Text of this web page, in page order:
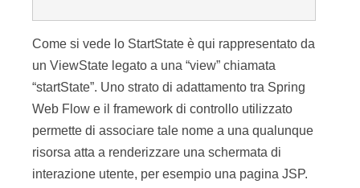
Come si vede lo StartState è qui rappresentato da
un ViewState legato a una “view” chiamata
“startState”. Uno strato di adattamento tra Spring
Web Flow e il framework di controllo utilizzato
permette di associare tale nome a una qualunque
risorsa atta a renderizzare una schermata di
interazione utente, per esempio una pagina JSP.